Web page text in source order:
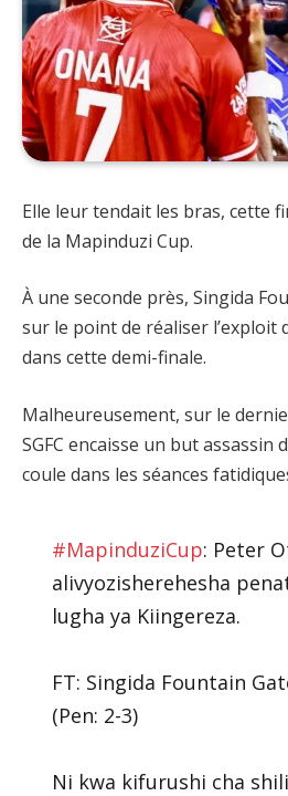
Elle leur tendait les bras, cette
de la Mapinduzi Cup.
À une seconde près, Singida
sur le point de réaliser l’exploit
dans cette demi-finale.
Malheureusement, sur le
SGFC encaisse un but assassin
coule dans les séances
#MapinduziCup: Peter
alivyozisherehesha
lugha ya Kiingereza.
FT: Singida Fountain
(Pen: 2-3)
Ni kwa kifurushi cha